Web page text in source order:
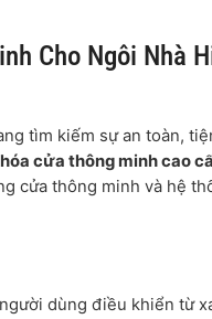
Cho Ngôi Nhà
tìm kiếm sự an toàn,
cửa thông minh cao
cửa thông minh và hệ
dùng điều khiển từ